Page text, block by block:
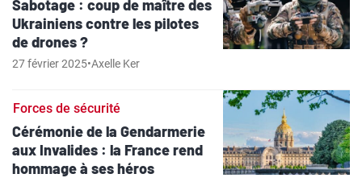
Sabotage : coup de maître des
Ukrainiens contre les pilotes
de drones ?
27 février 2025•Axelle Ker
Forces de sécurité
Cérémonie de la Gendarmerie
aux Invalides : la France rend
hommage à ses héros